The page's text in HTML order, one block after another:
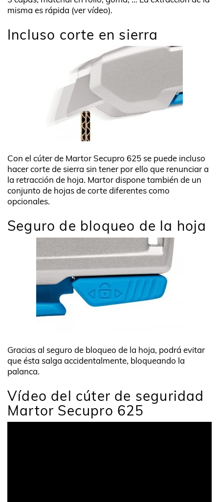
misma es rápida (ver vídeo).
Incluso corte en sierra
Con el cúter de Martor Secupro 625 se puede incluso
hacer corte de sierra sin tener por ello que renunciar a
la retracción de hoja. Martor dispone también de un
conjunto de hojas de corte diferentes como
opcionales.
Seguro de bloqueo de la hoja
Gracias al seguro de bloqueo de la hoja, podrá evitar
que ésta salga accidentalmente, bloqueando la
palanca.
Vídeo del cúter de seguridad
Martor Secupro 625